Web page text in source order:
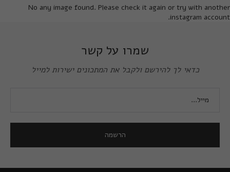
No any image found. Please check it again or try with another
instagram account.
שמרו על קשר
כדאי לך להירשם ולקבל את המתכונים ישירות למייל